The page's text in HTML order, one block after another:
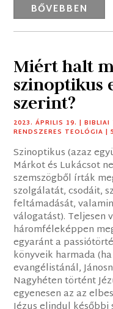
BŐVEBBEN
Miért halt
szinoptikus
szerint?
2023. ÁPRILIS 19. |BIBLIAI
RENDSZERES TEOLÓGIA |
Szinoptikus (azaz
Márkot és Lukácsot
szemszögből írták
szolgálatát, csodáit,
feltámadását,
válogatást). Teljesen
háromféleképpen
egyaránt a
könyveik harmada
evangélistánál,
Nagyhéten történt
egyenesen az az